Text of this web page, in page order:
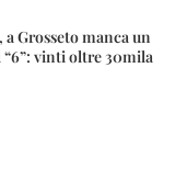
Grosseto manca un
vinti oltre 30mila